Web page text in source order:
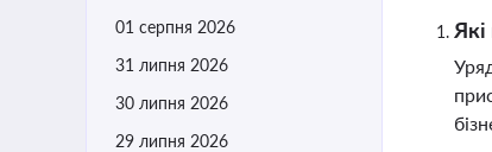
01 серпня 2026
31 липня 2026
30 липня 2026
29 липня 2026